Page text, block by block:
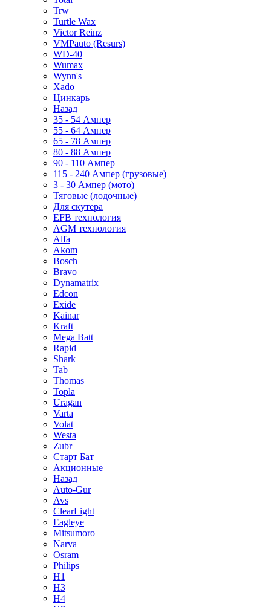
Trw
Turtle Wax
Victor Reinz
VMPauto (Resurs)
WD-40
Wumax
Wynn's
Xado
Цинкарь
Назад
35 - 54 Ампер
55 - 64 Ампер
65 - 78 Ампер
80 - 88 Ампер
90 - 110 Ампер
115 - 240 Ампер (грузовые)
3 - 30 Ампер (мото)
Тяговые (лодочные)
Для скутера
EFB технология
AGM технология
Alfa
Akom
Bosch
Bravo
Dynamatrix
Edcon
Exide
Kainar
Kraft
Mega Batt
Rapid
Shark
Tab
Thomas
Topla
Uragan
Varta
Volat
Westa
Zubr
Старт Бат
Акционные
Назад
Auto-Gur
Avs
ClearLight
Eagleye
Mitsumoro
Narva
Osram
Philips
H1
H3
H4